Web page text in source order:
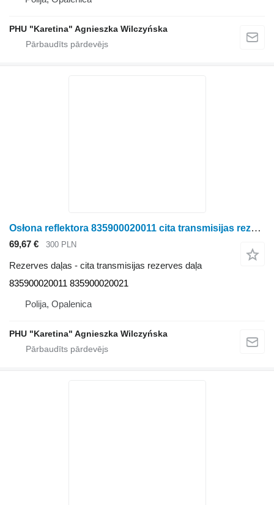
PHU "Karetina" Agnieszka Wilczyńska
Osłona reflektora 835900020011 cita transmisijas rezerves daļa paredzēts Fendt 828 Vario riteņtraktora
69,67 € 300 PLN
Rezerves daļas - cita transmisijas rezerves daļa
835900020011 835900020021
Polija, Opalenica
PHU "Karetina" Agnieszka Wilczyńska